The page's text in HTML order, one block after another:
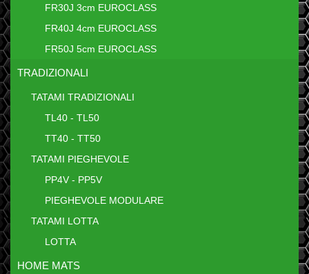
FR30J 3cm EUROCLASS
FR40J 4cm EUROCLASS
FR50J 5cm EUROCLASS
TRADIZIONALI
TATAMI TRADIZIONALI
TL40 - TL50
TT40 - TT50
TATAMI PIEGHEVOLE
PP4V - PP5V
PIEGHEVOLE MODULARE
TATAMI LOTTA
LOTTA
HOME MATS